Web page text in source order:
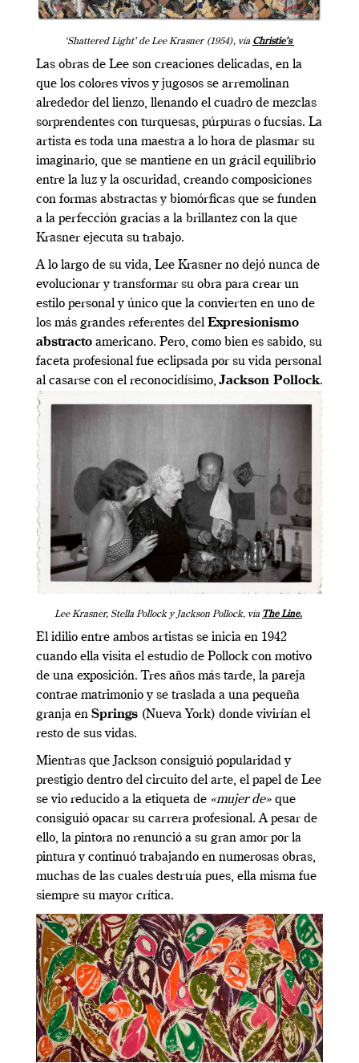
‘Shattered Light’ de Lee Krasner (1954), vía Christie’s
Las obras de Lee son creaciones delicadas, en la
que los colores vivos y jugosos se arremolinan
alrededor del lienzo, llenando el cuadro de mezclas
sorprendentes con turquesas, púrpuras o fucsias. La
artista es toda una maestra a lo hora de plasmar su
imaginario, que se mantiene en un grácil equilibrio
entre la luz y la oscuridad, creando composiciones
con formas abstractas y biomórficas que se funden
a la perfección gracias a la brillantez con la que
Krasner ejecuta su trabajo.
A lo largo de su vida, Lee Krasner no dejó nunca de
evolucionar y transformar su obra para crear un
estilo personal y único que la convierten en uno de
los más grandes referentes del Expresionismo
abstracto americano. Pero, como bien es sabido, su
faceta profesional fue eclipsada por su vida personal
al casarse con el reconocidísimo,Jackson Pollock.
Lee Krasner, Stella Pollock y Jackson Pollock, vía The Line.
El idilio entre ambos artistas se inicia en 1942
cuando ella visita el estudio de Pollock con motivo
de una exposición. Tres años más tarde, la pareja
contrae matrimonio y se traslada a una pequeña
granja en Springs (Nueva York) donde vivirían el
resto de sus vidas.
Mientras que Jackson consiguió popularidad y
prestigio dentro del circuito del arte, el papel de Lee
se vio reducido a la etiqueta de «mujer de» que
consiguió opacar su carrera profesional. A pesar de
ello, la pintora no renunció a su gran amor por la
pintura y continuó trabajando en numerosas obras,
muchas de las cuales destruía pues, ella misma fue
siempre su mayor crítica.